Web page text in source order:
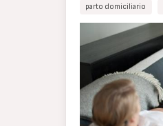
parto domiciliario
de
texto